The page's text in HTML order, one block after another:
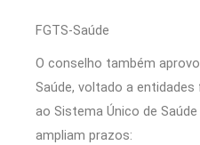
FGTS-Saúde
O conselho também
Saúde, voltado a
ao Sistema Único de
ampliam prazos: